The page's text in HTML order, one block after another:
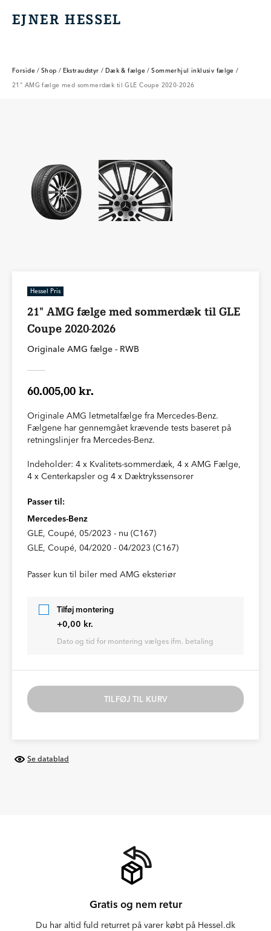
EJNER HESSEL
EJNER HESSEL
Forside / Shop / Ekstraudstyr / Dæk & fælge / Sommerhjul inklusiv fælge /
21" AMG fælge med sommerdæk til GLE Coupe 2020-2026
Hessel Pris
21" AMG fælge med sommerdæk til GLE
Coupe 2020-2026
Originale AMG fælge - RWB
60.005,00 kr.
Originale AMG letmetalfælge fra Mercedes-Benz.
Fælgene har gennemgået krævende tests baseret på
retningslinjer fra Mercedes-Benz.
Indeholder: 4 x Kvalitets-sommerdæk, 4 x AMG Fælge,
4 x Centerkapsler og 4 x Dæktrykssensorer
Passer til:
Mercedes-Benz
GLE, Coupé, 05/2023 - nu (C167)
GLE, Coupé, 04/2020 - 04/2023 (C167)
Passer kun til biler med AMG eksteriør
Tilføj montering
+0,00 kr.
Dato og tid for montering vælges ifm. betaling
TILFØJ TIL KURV
Se datablad
Gratis og nem retur
Du har altid fuld returret på varer købt på Hessel.dk